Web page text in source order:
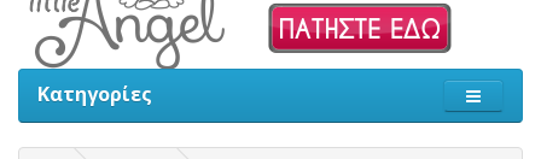
Κατηγορίες